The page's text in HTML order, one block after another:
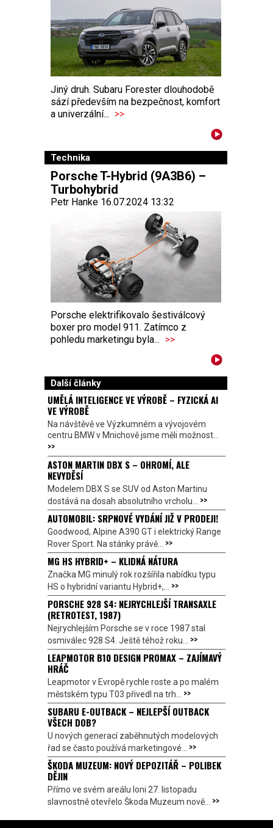
Jiný druh. Subaru Forester dlouhodobě
sází především na bezpečnost, komfort
a univerzální... >>
Technika
Porsche T-Hybrid (9A3B6) –
Turbohybrid
Petr Hanke 16.07.2024 13:32
Porsche elektrifikovalo šestiválcový
boxer pro model 911. Zatímco z
pohledu marketingu byla... >>
Další články
UMĚLÁ INTELIGENCE VE VÝROBĚ – FYZICKÁ AI
VE VÝROBĚ
Na návštěvě ve Výzkumném a vývojovém
centru BMW v Mnichově jsme měli možnost...
>>
ASTON MARTIN DBX S – OHROMÍ, ALE
NEVYDĚSÍ
Modelem DBX S se SUV od Aston Martinu
dostává na dosah absolutního vrcholu... >>
AUTOMOBIL: SRPNOVÉ VYDÁNÍ JIŽ V PRODEJI!
Goodwood, Alpine A390 GT i elektrický Range
Rover Sport. Na stánky právě... >>
MG HS HYBRID+ – KLIDNÁ NÁTURA
Značka MG minulý rok rozšířila nabídku typu
HS o hybridní variantu Hybrid+,... >>
PORSCHE 928 S4: NEJRYCHLEJŠÍ TRANSAXLE
(RETROTEST, 1987)
Nejrychlejším Porsche se v roce 1987 stal
osmiválec 928 S4. Ještě téhož roku... >>
LEAPMOTOR B10 DESIGN PROMAX – ZAJÍMAVÝ
HRÁČ
Leapmotor v Evropě rychle roste a po malém
městském typu T03 přivedl na trh... >>
SUBARU E-OUTBACK – NEJLEPŠÍ OUTBACK
VŠECH DOB?
U nových generací zaběhnutých modelových
řad se často používá marketingové... >>
ŠKODA MUZEUM: NOVÝ DEPOZITÁŘ – POLIBEK
DĚJIN
Přímo ve svém areálu loni 27. listopadu
slavnostně otevřelo Škoda Muzeum nově... >>